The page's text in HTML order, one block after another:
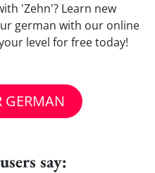
'Zehn'? Learn new
german with our online
level for free today!
GERMAN
say: